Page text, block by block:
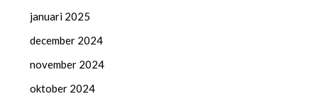
januari 2025
december 2024
november 2024
oktober 2024